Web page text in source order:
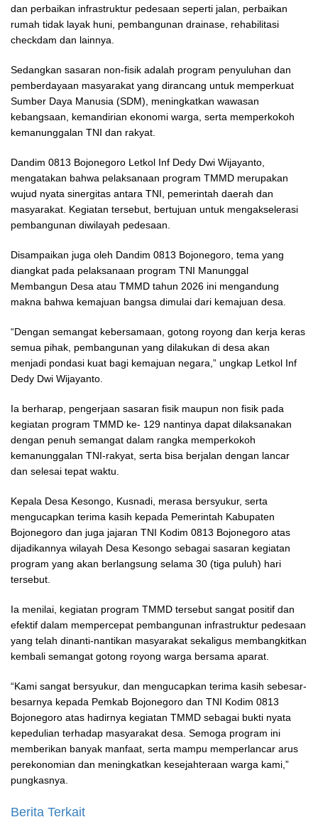
dan perbaikan infrastruktur pedesaan seperti jalan, perbaikan
rumah tidak layak huni, pembangunan drainase, rehabilitasi
checkdam dan lainnya.
Sedangkan sasaran non-fisik adalah program penyuluhan dan
pemberdayaan masyarakat yang dirancang untuk memperkuat
Sumber Daya Manusia (SDM), meningkatkan wawasan
kebangsaan, kemandirian ekonomi warga, serta memperkokoh
kemanunggalan TNI dan rakyat.
Dandim 0813 Bojonegoro Letkol Inf Dedy Dwi Wijayanto,
mengatakan bahwa pelaksanaan program TMMD merupakan
wujud nyata sinergitas antara TNI, pemerintah daerah dan
masyarakat. Kegiatan tersebut, bertujuan untuk mengakselerasi
pembangunan diwilayah pedesaan.
Disampaikan juga oleh Dandim 0813 Bojonegoro, tema yang
diangkat pada pelaksanaan program TNI Manunggal
Membangun Desa atau TMMD tahun 2026 ini mengandung
makna bahwa kemajuan bangsa dimulai dari kemajuan desa.
“Dengan semangat kebersamaan, gotong royong dan kerja keras
semua pihak, pembangunan yang dilakukan di desa akan
menjadi pondasi kuat bagi kemajuan negara,” ungkap Letkol Inf
Dedy Dwi Wijayanto.
Ia berharap, pengerjaan sasaran fisik maupun non fisik pada
kegiatan program TMMD ke- 129 nantinya dapat dilaksanakan
dengan penuh semangat dalam rangka memperkokoh
kemanunggalan TNI-rakyat, serta bisa berjalan dengan lancar
dan selesai tepat waktu.
Kepala Desa Kesongo, Kusnadi, merasa bersyukur, serta
mengucapkan terima kasih kepada Pemerintah Kabupaten
Bojonegoro dan juga jajaran TNI Kodim 0813 Bojonegoro atas
dijadikannya wilayah Desa Kesongo sebagai sasaran kegiatan
program yang akan berlangsung selama 30 (tiga puluh) hari
tersebut.
Ia menilai, kegiatan program TMMD tersebut sangat positif dan
efektif dalam mempercepat pembangunan infrastruktur pedesaan
yang telah dinanti-nantikan masyarakat sekaligus membangkitkan
kembali semangat gotong royong warga bersama aparat.
“Kami sangat bersyukur, dan mengucapkan terima kasih sebesar-
besarnya kepada Pemkab Bojonegoro dan TNI Kodim 0813
Bojonegoro atas hadirnya kegiatan TMMD sebagai bukti nyata
kepedulian terhadap masyarakat desa. Semoga program ini
memberikan banyak manfaat, serta mampu memperlancar arus
perekonomian dan meningkatkan kesejahteraan warga kami,”
pungkasnya.
Berita Terkait